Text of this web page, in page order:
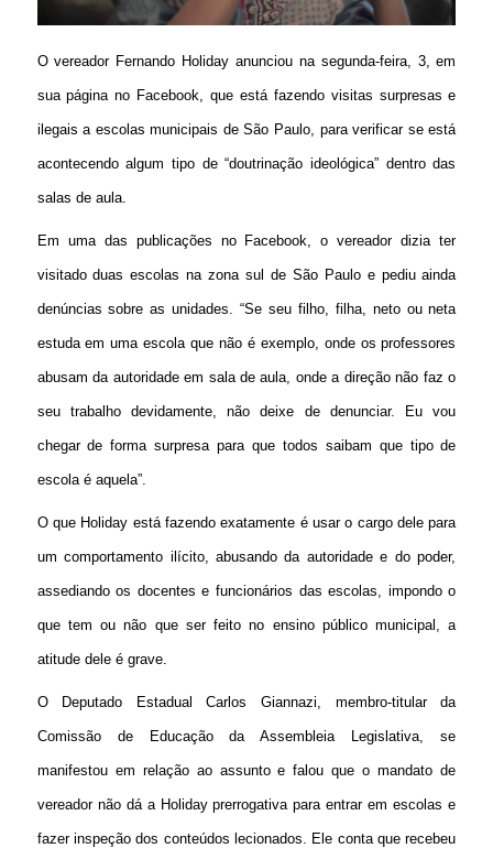
O vereador Fernando Holiday anunciou na segunda-feira, 3, em
sua página no Facebook, que está fazendo visitas surpresas e
ilegais a escolas municipais de São Paulo, para verificar se está
acontecendo algum tipo de “doutrinação ideológica” dentro das
salas de aula.
Em uma das publicações no Facebook, o vereador dizia ter
visitado duas escolas na zona sul de São Paulo e pediu ainda
denúncias sobre as unidades. “Se seu filho, filha, neto ou neta
estuda em uma escola que não é exemplo, onde os professores
abusam da autoridade em sala de aula, onde a direção não faz o
seu trabalho devidamente, não deixe de denunciar. Eu vou
chegar de forma surpresa para que todos saibam que tipo de
escola é aquela”.
O que Holiday está fazendo exatamente é usar o cargo dele para
um comportamento ilícito, abusando da autoridade e do poder,
assediando os docentes e funcionários das escolas, impondo o
que tem ou não que ser feito no ensino público municipal, a
atitude dele é grave.
O Deputado Estadual Carlos Giannazi, membro-titular da
Comissão de Educação da Assembleia Legislativa, se
manifestou em relação ao assunto e falou que o mandato de
vereador não dá a Holiday prerrogativa para entrar em escolas e
fazer inspeção dos conteúdos lecionados. Ele conta que recebeu